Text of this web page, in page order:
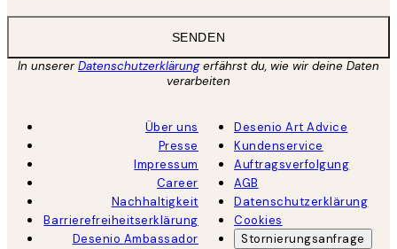
SENDEN
In unsererDatenschutzerklärungerfährst du, wie wir deine Daten
verarbeiten
Über uns
Presse
Impressum
Career
Nachhaltigkeit
Barrierefreiheitserklärung
Desenio Ambassador
Desenio Art Advice
Kundenservice
Auftragsverfolgung
AGB
Datenschutzerklärung
Cookies
Stornierungsanfrage